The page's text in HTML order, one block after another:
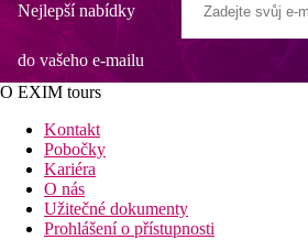
Nejlepší nabídky
do vašeho e-mailu
O EXIM tours
Kontakt
Pobočky
Kariéra
O nás
Užitečné dokumenty
Prohlášení o přístupnosti